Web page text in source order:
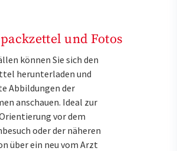
und Fotos
können Sie sich den
herunterladen und
Abbildungen der
anschauen. Ideal zur
vor dem
oder der näheren
über ein neu vom Arzt